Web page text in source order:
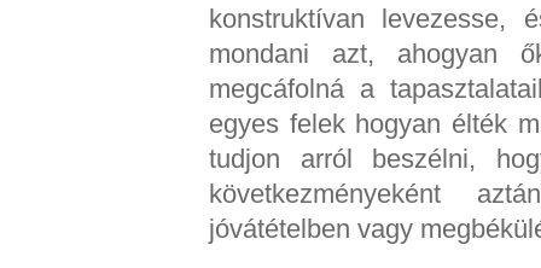
konstruktívan
mondani azt, ahogyan
megcáfolná a
egyes felek hogyan élték
tudjon arról beszélni,
következményeként
jóvátételben vagy